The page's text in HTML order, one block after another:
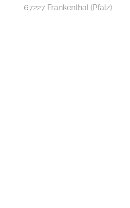
67227 Frankenthal (Pfalz)